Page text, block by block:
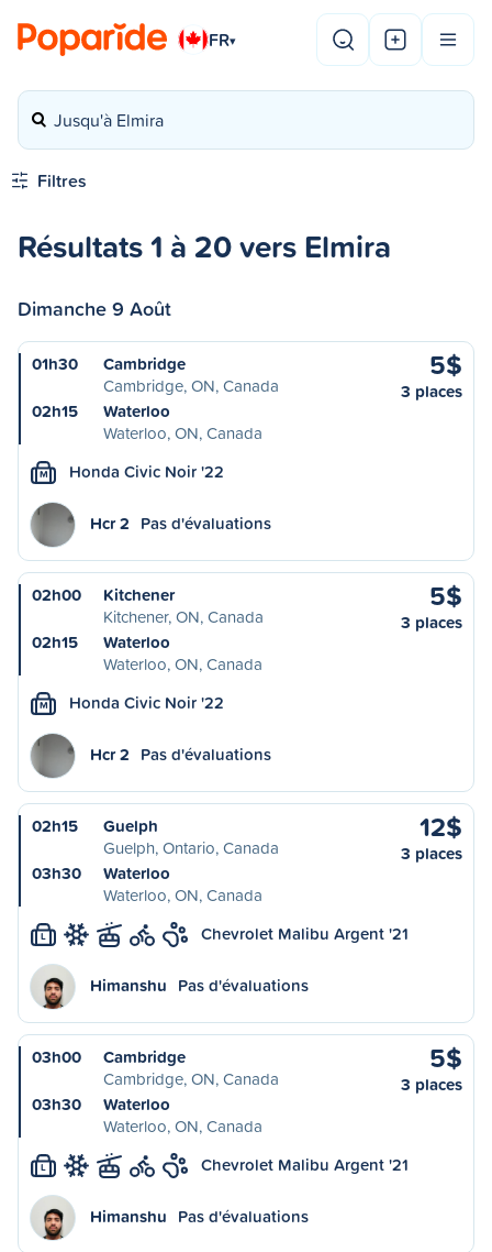
FR▾
Jusqu'à Elmira
Filtres
Résultats 1 à 20 vers Elmira
Dimanche 9 Août
01h30
Cambridge
Cambridge, ON, Canada
02h15
Waterloo
Waterloo, ON, Canada
5$
3 places
M Honda Civic Noir '22
Hcr 2 Pas d'évaluations
02h00
Kitchener
Kitchener, ON, Canada
02h15
Waterloo
Waterloo, ON, Canada
5$
3 places
M Honda Civic Noir '22
Hcr 2 Pas d'évaluations
02h15
Guelph
Guelph, Ontario, Canada
03h30
Waterloo
Waterloo, ON, Canada
12$
3 places
L Chevrolet Malibu Argent '21
Himanshu Pas d'évaluations
03h00
Cambridge
Cambridge, ON, Canada
03h30
Waterloo
Waterloo, ON, Canada
5$
3 places
L Chevrolet Malibu Argent '21
Himanshu Pas d'évaluations